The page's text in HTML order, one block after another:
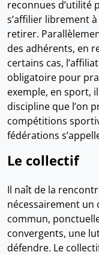
reconnues d’utilité
s’affilier librement
retirer.
des adhérents, en
certains cas,
obligatoire pour
exemple, en sport,
discipline que l’on
compétitions
fédérations
Le collectif
Il naît de la
nécessairement un
commun,
convergents, une
défendre. Le